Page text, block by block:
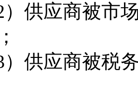
）供应商被市
）供应商被税